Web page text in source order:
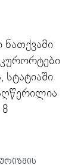
ნათქვამი
სტატიაში